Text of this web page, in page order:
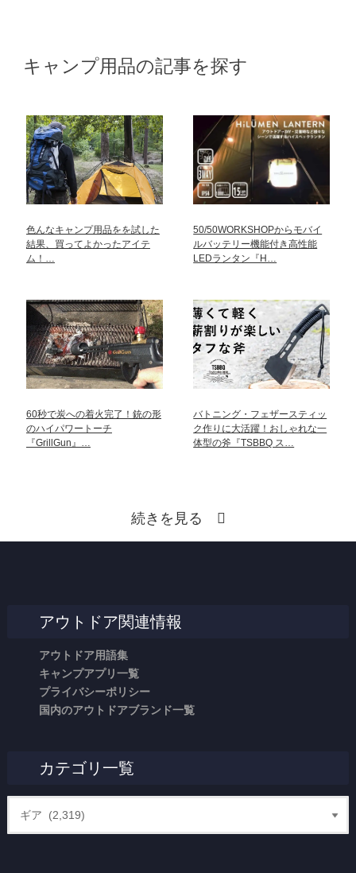
キャンプ用品の記事を探す
色んなキャンプ用品をを試した
結果、買ってよかったアイテ
ム！…
50/50WORKSHOPからモバイ
ルバッテリー機能付き高性能
LEDランタン『H…
60秒で炭への着火完了！銃の形
のハイパワートーチ
『GrillGun』…
バトニング・フェザースティッ
ク作りに大活躍！おしゃれな一
体型の斧『TSBBQ ス…
続きを見る
アウトドア関連情報
アウトドア用語集
キャンプアプリ一覧
プライバシーポリシー
国内のアウトドアブランド一覧
カテゴリ一覧